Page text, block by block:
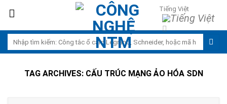
content
Tiếng Việt
Search
for:
TAG ARCHIVES: CẤU TRÚC MẠNG ẢO HÓA SDN